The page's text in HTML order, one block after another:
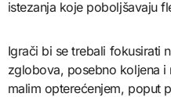
istezanja koje poboljšavaju
Igrači bi se trebali fokusirati
zglobova, posebno koljena i
malim opterećenjem, poput